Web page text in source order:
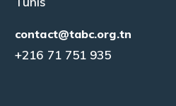
contact@tabc.org.tn
+216 71 751 935